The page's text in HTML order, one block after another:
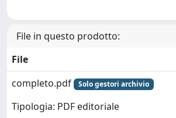
File in questo prodotto:
File
completo.pdf
Solo gestori archivio
Tipologia: PDF editoriale